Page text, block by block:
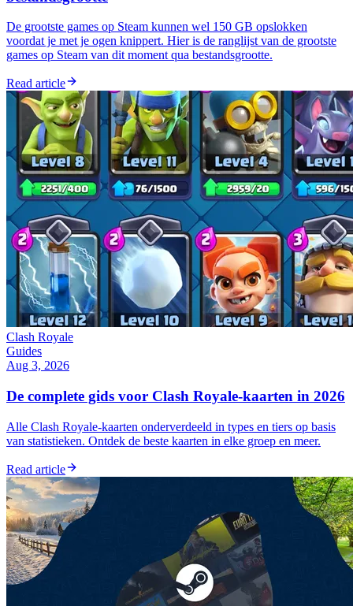
De grootste games op Steam kunnen wel 150 GB opslokken
voordat je met je ogen knippert. Hier is de ranglijst van de grootste
games op Steam van dit moment qua bestandsgrootte.
Read article
Clash Royale
Guides
Aug 3, 2026
De complete gids voor Clash Royale-kaarten in 2026
Alle Clash Royale-kaarten onderverdeeld in types en tiers op basis
van statistieken. Ontdek de beste kaarten in elke groep en meer.
Read article